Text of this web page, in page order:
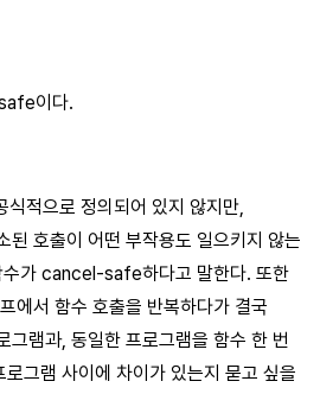
이다.
적으로 정의되어 있지 않지만,
된 호출이 어떤 부작용도 일으키지 않는
가 cancel-safe하다고 말한다. 또한
에서 함수 호출을 반복하다가 결국
그램과, 동일한 프로그램을 함수 한 번
그램 사이에 차이가 있는지 묻고 싶을